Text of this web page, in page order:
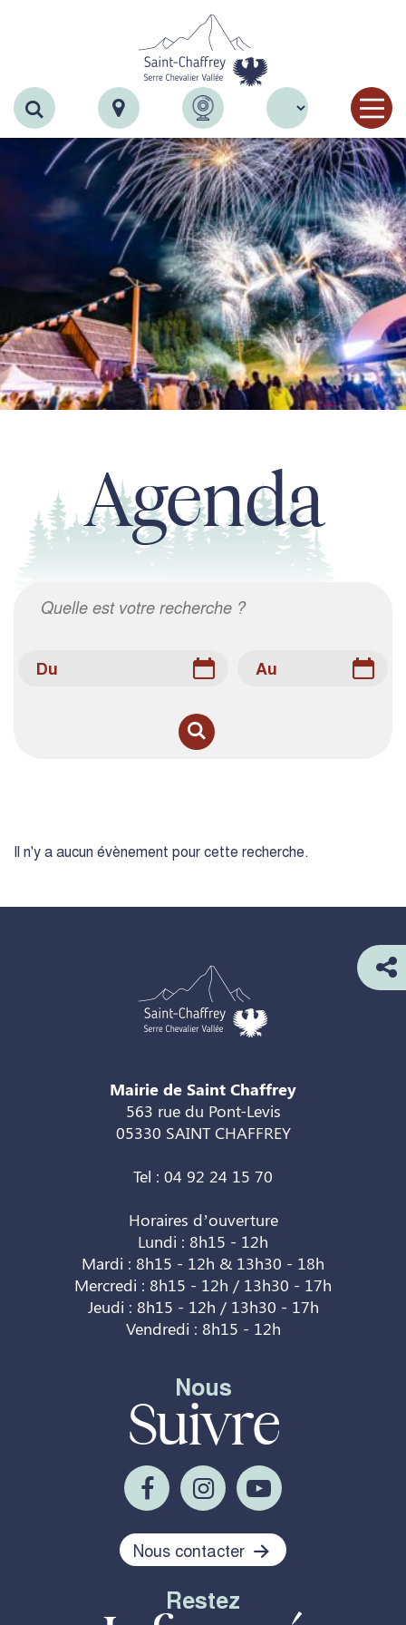
Recherche
Agenda
Il n'y a aucun évènement pour cette recherche.
Mairie de Saint Chaffrey
563 rue du Pont-Levis
05330 SAINT CHAFFREY
Tel : 04 92 24 15 70
Horaires d’ouverture
Lundi : 8h15 - 12h
Mardi : 8h15 - 12h & 13h30 - 18h
Mercredi : 8h15 - 12h / 13h30 - 17h
Jeudi : 8h15 - 12h / 13h30 - 17h
Vendredi : 8h15 - 12h
Nous
Suivre
Nous contacter
Restez